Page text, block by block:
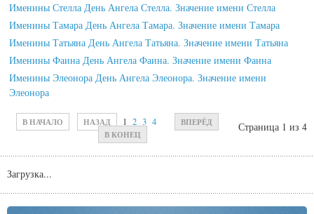
Именины Стелла День Ангела Стелла. Значение имени Стелла
Именины Тамара День Ангела Тамара. Значение имени Тамара
Именины Татьяна День Ангела Татьяна. Значение имени Татьяна
Именины Фаина День Ангела Фаина. Значение имени Фаина
Именины Элеонора День Ангела Элеонора. Значение имени
Элеонора
Страница 1 из 4
В НАЧАЛО НАЗАД 1 2 3 4
ВПЕРЁД
В КОНЕЦ
Загрузка...